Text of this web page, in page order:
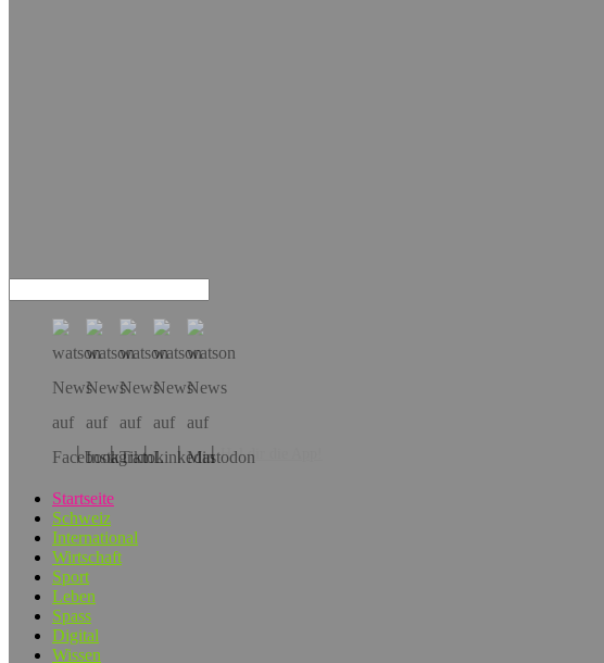
Hol dir die App!
Startseite
Schweiz
International
Wirtschaft
Sport
Leben
Spass
Digital
Wissen